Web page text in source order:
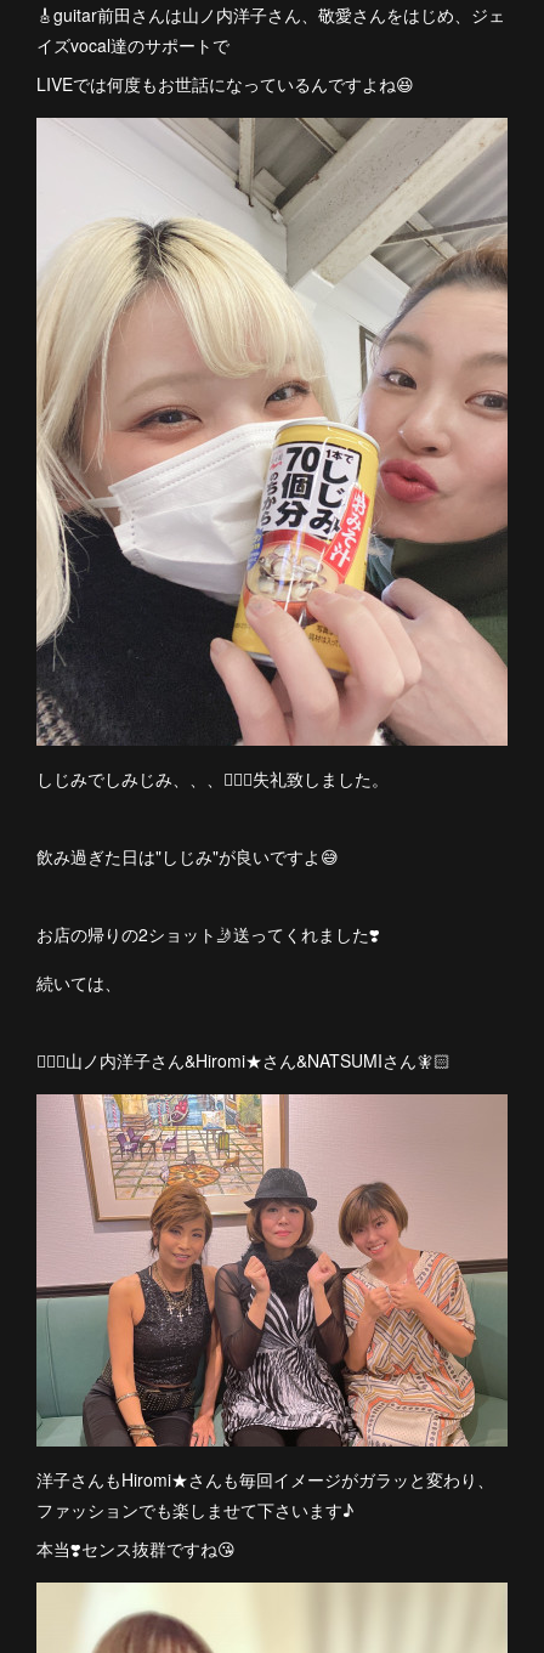
🎸guitar前田さんは山ノ内洋子さん、敬愛さんをはじめ、ジェ
イズvocal達のサポートで
LIVEでは何度もお世話になっているんですよね😆
しじみでしみじみ、、、🙇🏻‍♀️失礼致しました。
飲み過ぎた日は"しじみ"が良いですよ😅
お店の帰りの2ショット🤳送ってくれました❣️
続いては、
🧚🏻‍♀️山ノ内洋子さん&Hiromi★さん&NATSUMIさん🧚🏻
洋子さんもHiromi★さんも毎回イメージがガラッと変わり、
ファッションでも楽しませて下さいます♪
本当❣️センス抜群ですね😘